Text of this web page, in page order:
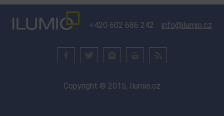
+420 602 686 242 info@ilumio.cz
Copyright © 2015, Ilumio.cz